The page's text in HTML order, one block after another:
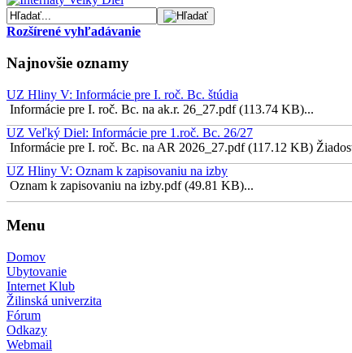
Rozšírené vyhľadávanie
Najnovšie oznamy
UZ Hliny V: Informácie pre I. roč. Bc. štúdia
Informácie pre I. roč. Bc. na ak.r. 26_27.pdf (113.74 KB)...
UZ Veľký Diel: Informácie pre 1.roč. Bc. 26/27
Informácie pre I. roč. Bc. na AR 2026_27.pdf (117.12 KB)
UZ Hliny V: Oznam k zapisovaniu na izby
Oznam k zapisovaniu na izby.pdf (49.81 KB)...
Menu
Domov
Ubytovanie
Internet Klub
Žilinská univerzita
Fórum
Odkazy
Webmail